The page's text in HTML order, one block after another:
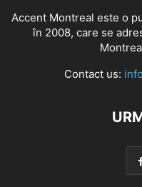
Accent Montreal este o
în 2008, care se
Contact us: